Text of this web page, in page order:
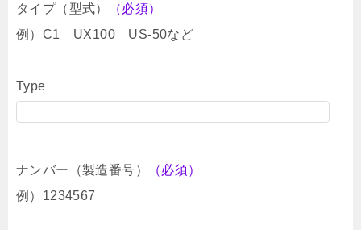
タイプ（型式）
（必須）
例）C1 UX100 US-50など
Type
ナンバー（製造番号）
（必須）
例）1234567